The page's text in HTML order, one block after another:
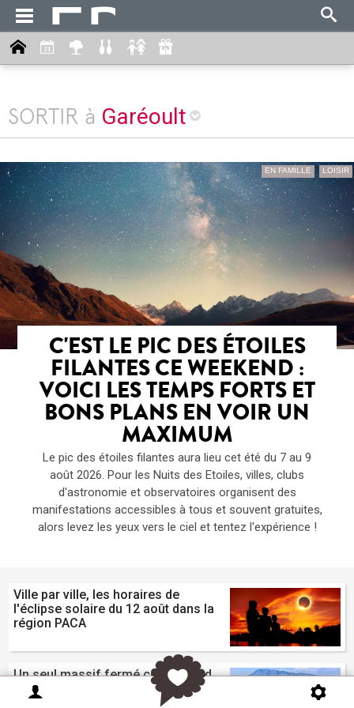
SORTIR à Garéoult
EN FAMILLE LOISIR
C'EST LE PIC DES ÉTOILES
FILANTES CE WEEKEND :
VOICI LES TEMPS FORTS ET
BONS PLANS EN VOIR UN
MAXIMUM
Le pic des étoiles filantes aura lieu cet été du 7 au 9
août 2026. Pour les Nuits des Etoiles, villes, clubs
d'astronomie et observatoires organisent des
manifestations accessibles à tous et souvent gratuites,
alors levez les yeux vers le ciel et tentez l'expérience !
Ville par ville, les horaires de
l'éclipse solaire du 12 août dans la
région PACA
Un seul massif fermé ce weekend
dans la région : le Haut Var